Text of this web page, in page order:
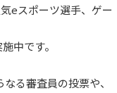
eスポーツ選手、ゲー
中です。
る審査員の投票や、